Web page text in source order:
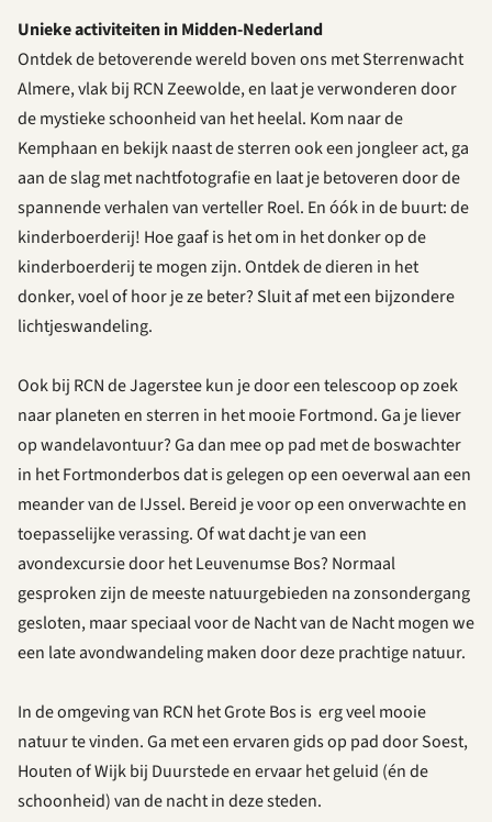
Unieke activiteiten in Midden-Nederland
Ontdek de betoverende wereld boven ons met Sterrenwacht
Almere, vlak bij RCN Zeewolde, en laat je verwonderen door
de mystieke schoonheid van het heelal. Kom naarde
Kemphaanen bekijk naast de sterren ook een jongleer act, ga
aan de slag met nachtfotografie en laat je betoveren door de
spannende verhalen van verteller Roel. En óók in de buurt: de
kinderboerderij! Hoe gaaf is het om in het donker op de
kinderboerderij te mogen zijn. Ontdek de dieren in het
donker, voel of hoor je ze beter? Sluit af met een bijzondere
lichtjeswandeling.
Ook bij RCN de Jagerstee kun je door een telescoop op zoek
naarplaneten en sterren in het mooie Fortmond. Ga je liever
opwandelavontuur? Ga dan mee op pad met de boswachter
in het Fortmonderbos dat is gelegen op een oeverwal aan een
meander van de IJssel. Bereid je voor op een onverwachte en
toepasselijke verassing. Of wat dacht je van een
avondexcursie doorhet Leuvenumse Bos? Normaal
gesproken zijn de meeste natuurgebieden na zonsondergang
gesloten, maar speciaal voor de Nacht van de Nacht mogen we
een late avondwandeling maken door deze prachtige natuur.
In de omgeving van RCN het Grote Bos is erg veel mooie
natuur te vinden. Ga met een ervaren gids op pad doorSoest,
HoutenofWijk bij Duurstedeen ervaar het geluid (én de
schoonheid) van de nacht in deze steden.